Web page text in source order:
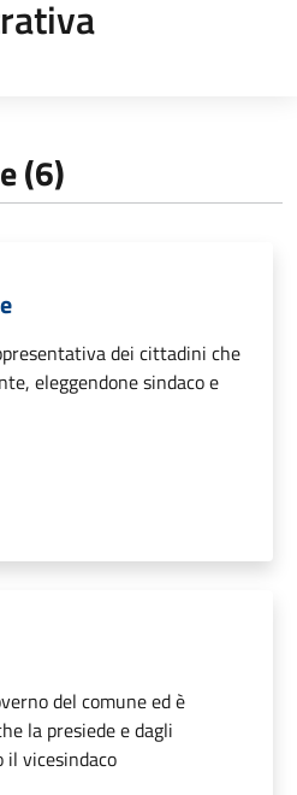
(6)
dei cittadini che
eleggendone sindaco e
del comune ed è
la presiede e dagli
il vicesindaco